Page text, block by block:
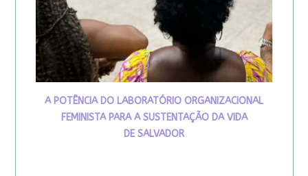
A POTÊNCIA DO LABORATÓRIO ORGANIZACIONAL
FEMINISTA PARA A SUSTENTAÇÃO DA VIDA
DE SALVADOR